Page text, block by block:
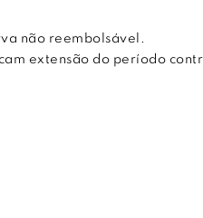
não reembolsável.
extensão do período